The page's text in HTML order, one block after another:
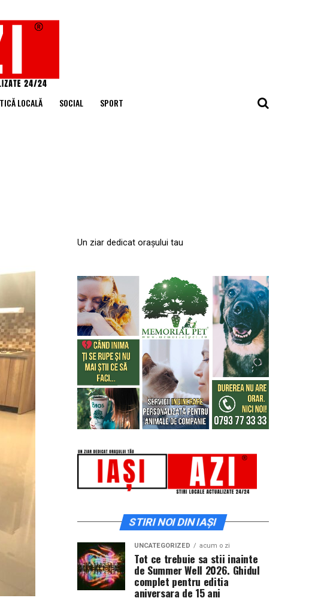
LOCALĂ SOCIAL SPORT
Un ziar dedicat orașului tau
STIRI NOI DIN IAȘI
UNCATEGORIZED acum o zi
Tot ce trebuie sa stii inainte
de Summer Well 2026. Ghidul
complet pentru editia
aniversara de 15 ani